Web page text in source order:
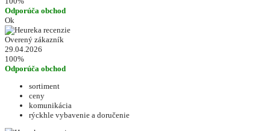
Odporúča obchod
Ok
Overený zákazník
29.04.2026
100%
Odporúča obchod
sortiment
ceny
komunikácia
rýckhle vybavenie a doručenie